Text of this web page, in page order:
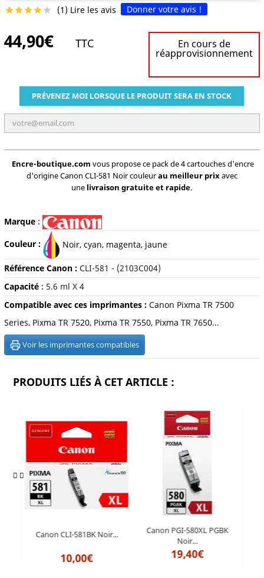
 (1) Lire les avis Donner votre avis !
44,90€ TTC En cours de
réapprovisionnement
PRÉVENEZ MOI LORSQUE LE PRODUIT SERA EN STOCK
Encre-boutique.com vous propose ce pack de 4 cartouches d'encre
d'origine Canon CLI-581 Noir couleurau meilleur prixavec
une livraison gratuite et rapide.
Marque:
Couleur : Noir, cyan, magenta, jaune
Référence Canon : CLI-581 - (2103C004)
Capacité: 5.6 ml X 4
Compatible avec ces imprimantes : Canon Pixma TR 7500
Series, Pixma TR 7520, Pixma TR 7550, Pixma TR 7650...
Voir les imprimantes compatibles
PRODUITS LIÉS À CET ARTICLE :
Canon CLI-581BK Noir...
10,00€
Canon PGI-580XL PGBK
Noir...
19,40€